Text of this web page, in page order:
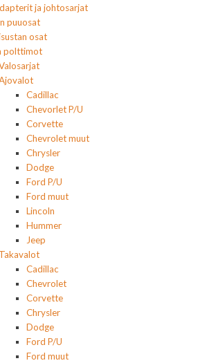
ja johtosarjat
puuosat
osat
polttimot
Cadillac
Chevorlet P/U
Corvette
Chevrolet muut
Chrysler
Dodge
Ford P/U
Ford muut
Lincoln
Hummer
Jeep
Takavalot
Cadillac
Chevrolet
Corvette
Chrysler
Dodge
Ford P/U
Ford muut